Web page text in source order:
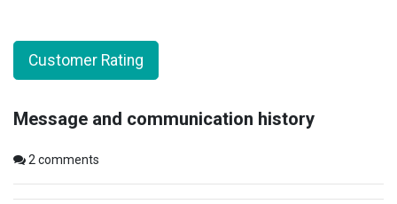
Customer Rating
Message and communication history
2 comments